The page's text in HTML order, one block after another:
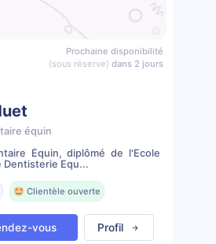
Prochaine disponibilité
(sous réserve) dans 2 jours
équin
Équin, diplômé de l'Ecole
Dentisterie Equ...
🤩 Clientèle ouverte
vous Profil